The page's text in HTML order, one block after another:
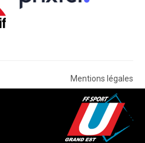
Mentions légales